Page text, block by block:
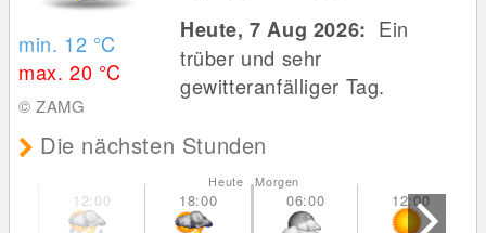
min. 12 °C
max. 20 °C
© ZAMG
Heute, 7 Aug 2026: Ein
trüber und sehr
gewitteranfälliger Tag.
Die nächsten Stunden
Heute Morgen